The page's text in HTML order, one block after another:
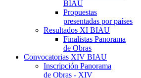
BIAU
Propuestas
presentadas por países
Resultados XI BIAU
Finalistas Panorama
de Obras
Convocatorias XIV BIAU
Inscripción Panorama
de Obras - XIV